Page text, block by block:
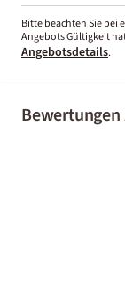
Bitte beachten Sie bei
Angebots Gültigkeit
Angebotsdetails.